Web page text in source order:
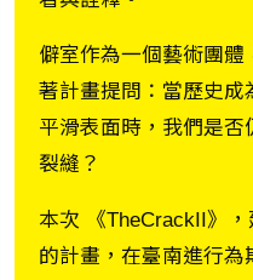
僻室作為一個藝術團
著計畫提問：當歷史成
平滑表面時，我們是
裂縫？
本次 《TheCrackII》
的計畫，在臺南進行